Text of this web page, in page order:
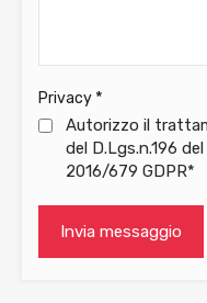
Privacy *
Autorizzo il
del D.Lgs.n.196
2016/679 GDPR*